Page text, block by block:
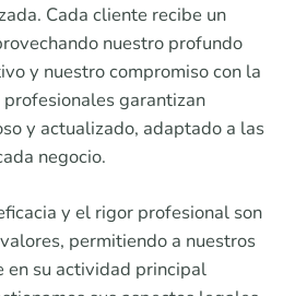
Cada cliente recibe un
nuestro profundo
y nuestro compromiso con la
garantizan
y actualizado, adaptado a las
negocio.
y el rigor profesional son
permitiendo a nuestros
en su actividad principal